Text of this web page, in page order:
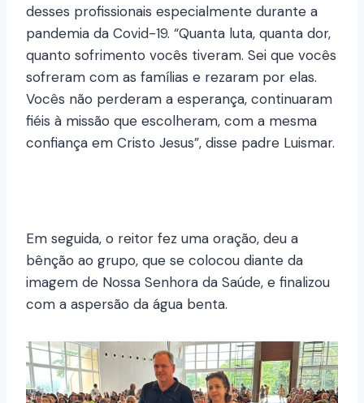
desses profissionais especialmente durante a
pandemia da Covid-19. “Quanta luta, quanta dor,
quanto sofrimento vocês tiveram. Sei que vocês
sofreram com as famílias e rezaram por elas.
Vocês não perderam a esperança, continuaram
fiéis à missão que escolheram, com a mesma
confiança em Cristo Jesus”, disse padre Luismar.
Em seguida, o reitor fez uma oração, deu a
bênção ao grupo, que se colocou diante da
imagem de Nossa Senhora da Saúde, e finalizou
com a aspersão da água benta.